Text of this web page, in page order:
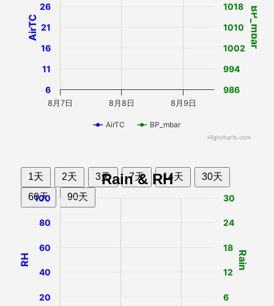
AirTC BP_mbar
AirTC BP_mbar
8月7日 8月8日 8月9日
6
11
16
21
26
986
994
1002
1010
1018
Highcharts.com
1天 2天 3天 7天 14天
30天
60天
90天
Rain & RH
RH Rain
20
40
60
80
100
6
12
18
24
30